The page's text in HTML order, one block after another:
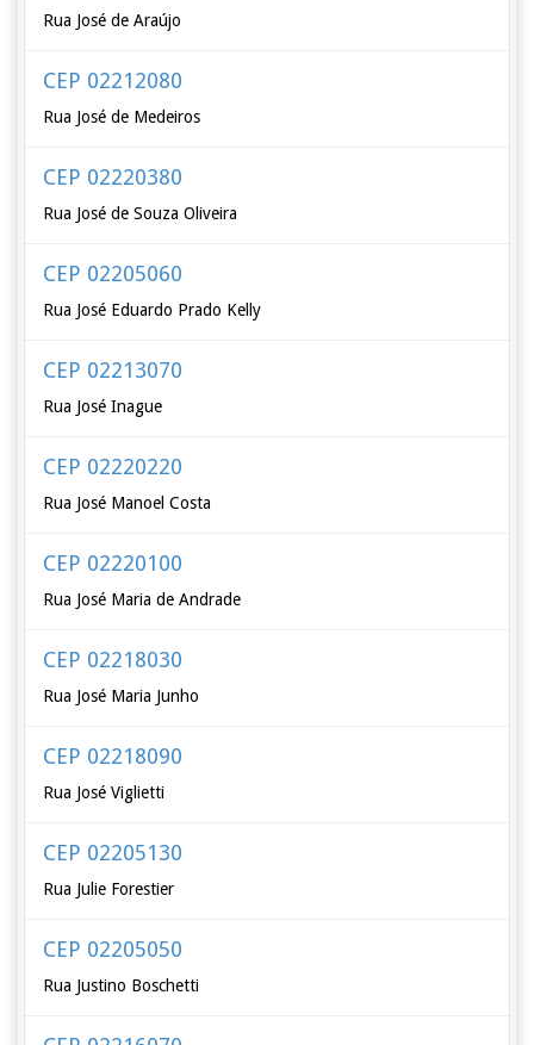
Rua José de Araújo
CEP 02212080
Rua José de Medeiros
CEP 02220380
Rua José de Souza Oliveira
CEP 02205060
Rua José Eduardo Prado Kelly
CEP 02213070
Rua José Inague
CEP 02220220
Rua José Manoel Costa
CEP 02220100
Rua José Maria de Andrade
CEP 02218030
Rua José Maria Junho
CEP 02218090
Rua José Viglietti
CEP 02205130
Rua Julie Forestier
CEP 02205050
Rua Justino Boschetti